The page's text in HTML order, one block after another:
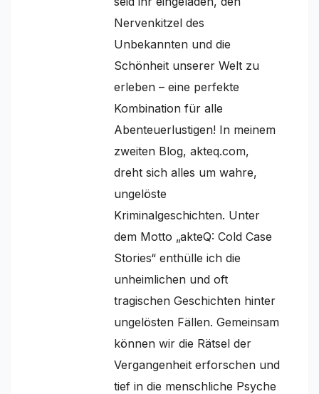
Nervenkitzel des
Unbekannten und die
Schönheit unserer Welt zu
erleben – eine perfekte
Kombination für alle
Abenteuerlustigen! In meinem
zweiten Blog, akteq.com,
dreht sich alles um wahre,
ungelöste
Kriminalgeschichten. Unter
dem Motto „akteQ: Cold Case
Stories“ enthülle ich die
unheimlichen und oft
tragischen Geschichten hinter
ungelösten Fällen. Gemeinsam
können wir die Rätsel der
Vergangenheit erforschen und
tief in die menschliche Psyche